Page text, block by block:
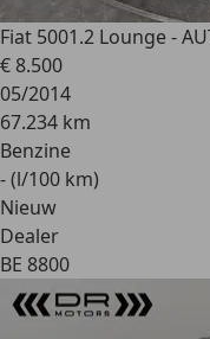
Fiat 5001.2 Lounge -
€ 8.500
05/2014
67.234 km
Benzine
- (l/100 km)
Nieuw
Dealer
BE 8800